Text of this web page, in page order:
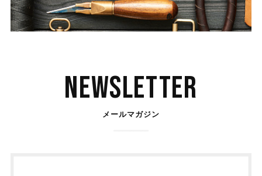
Newsletter
メールマガジン